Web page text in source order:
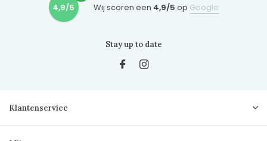
4,9/5 Wij scoren een 4,9/5 op Google
Stay up to date
Klantenservice